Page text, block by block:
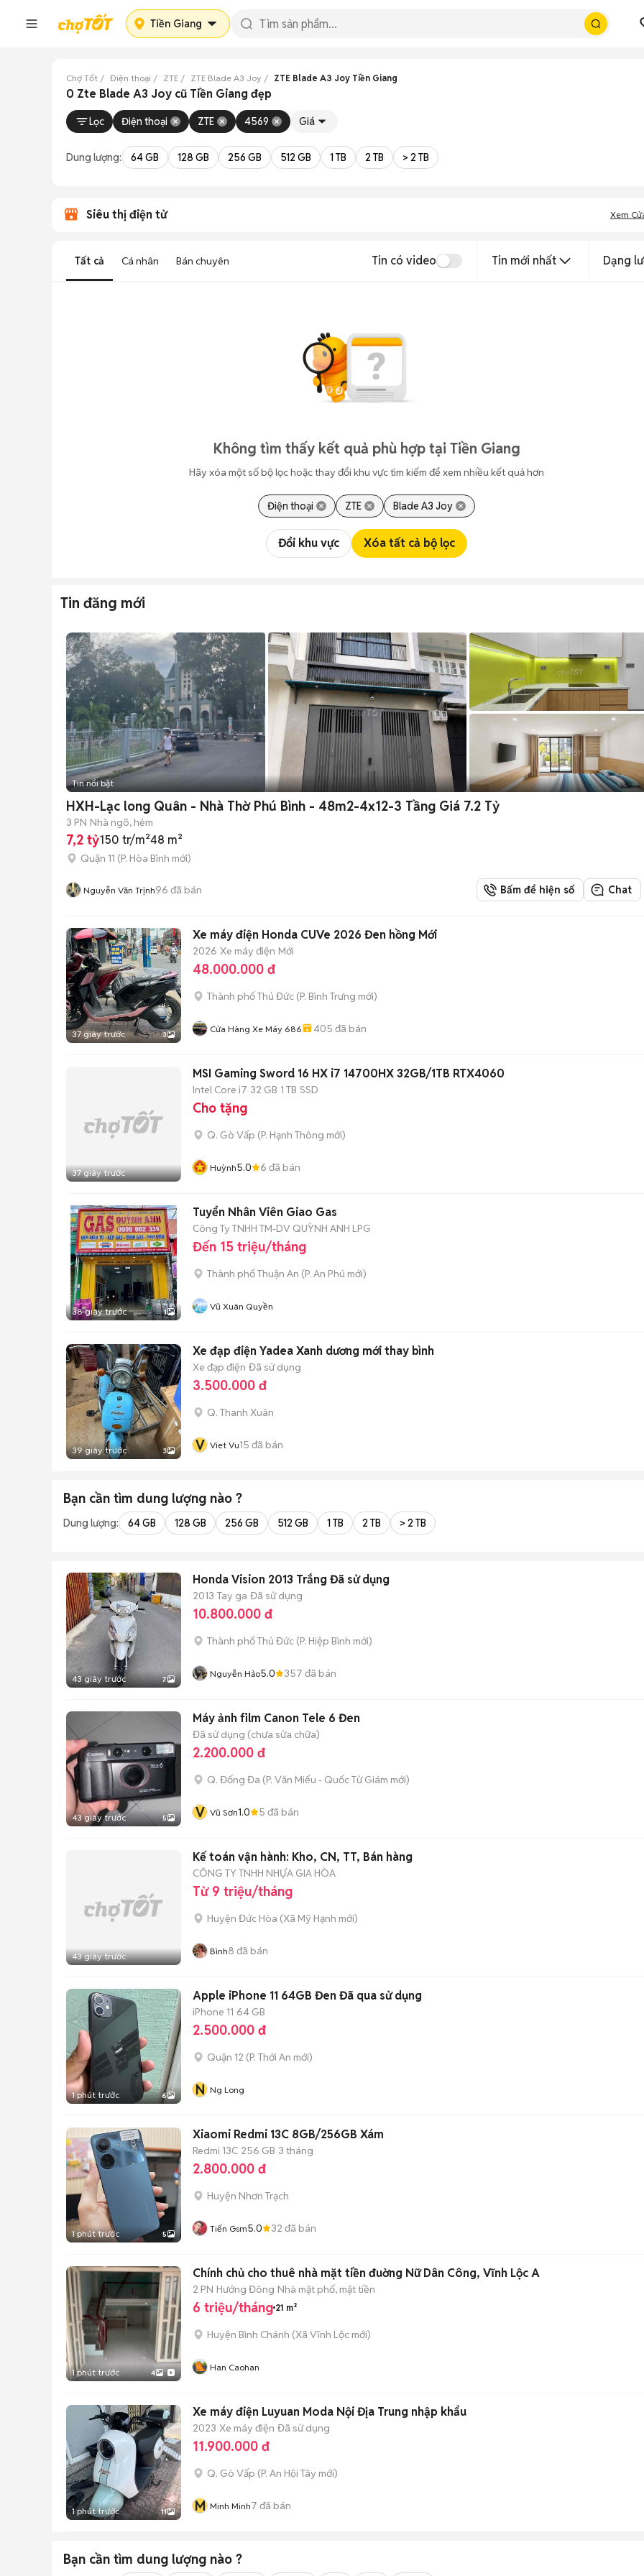
Tiền Giang
Chợ Tốt Điện thoại ZTE ZTE Blade A3 Joy ZTE Blade A3 Joy Tiền Giang
0 Zte Blade A3 Joy cũ Tiền Giang đẹp
Lọc Điện thoại ZTE 4569 Giá
Dung lượng: 64 GB 128 GB 256 GB 512 GB 1 TB 2 TB > 2 TB
Siêu thị điện tử Xem
Tất cả Cá nhân Bán chuyên Tin có video Tin mới nhất Dạng
Không tìm thấy kết quả phù hợp tại Tiền Giang
Hãy xóa một số bộ lọc hoặc thay đổi khu vực tìm kiếm để xem nhiều kết quả hơn
Điện thoại ZTE Blade A3 Joy
Đổi khu vực Xóa tất cả bộ lọc
Tin đăng mới
Tin nổi bật
HXH-Lạc long Quân - Nhà Thờ Phú Bình - 48m2-4x12-3 Tầng Giá 7.2 Tỷ
3 PN Nhà ngõ, hẻm
7,2 tỷ150 tr/m²48 m²
Quận 11 (P. Hòa Bình mới)
Nguyễn Văn Trịnh96 đã bán Bấm để hiện số Chat
37 giây trước 3
Xe máy điện Honda CUVe 2026 Đen hồng Mới
2026 Xe máy điện Mới
48.000.000 đ
Thành phố Thủ Đức (P. Bình Trưng mới)
Cửa Hàng Xe Máy 686 405 đã bán
37 giây trước
MSI Gaming Sword 16 HX i7 14700HX 32GB/1TB RTX4060
Intel Core i7 32 GB 1 TB SSD
Cho tặng
Q. Gò Vấp (P. Hạnh Thông mới)
Huỳnh5.0 6 đã bán
38 giây trước 1
Tuyển Nhân Viên Giao Gas
Công Ty TNHH TM-DV QUỲNH ANH LPG
Đến 15 triệu/tháng
Thành phố Thuận An (P. An Phú mới)
Vũ Xuân Quyền
39 giây trước 3
Xe đạp điện Yadea Xanh dương mới thay bình
Xe đạp điện Đã sử dụng
3.500.000 đ
Q. Thanh Xuân
V Viet Vu15 đã bán
Bạn cần tìm dung lượng nào ?
Dung lượng: 64 GB 128 GB 256 GB 512 GB 1 TB 2 TB > 2 TB
43 giây trước 7
Honda Vision 2013 Trắng Đã sử dụng
2013 Tay ga Đã sử dụng
10.800.000 đ
Thành phố Thủ Đức (P. Hiệp Bình mới)
Nguyễn Hảo5.0 357 đã bán
43 giây trước 5
Máy ảnh film Canon Tele 6 Đen
Đã sử dụng (chưa sửa chữa)
2.200.000 đ
Q. Đống Đa (P. Văn Miếu - Quốc Tử Giám mới)
V Vũ Sơn1.0 5 đã bán
43 giây trước
Kế toán vận hành: Kho, CN, TT, Bán hàng
CÔNG TY TNHH NHỰA GIA HÒA
Từ 9 triệu/tháng
Huyện Đức Hòa (Xã Mỹ Hạnh mới)
Bình8 đã bán
1 phút trước 6
Apple iPhone 11 64GB Đen Đã qua sử dụng
iPhone 11 64 GB
2.500.000 đ
Quận 12 (P. Thới An mới)
N Ng Long
1 phút trước 5
Xiaomi Redmi 13C 8GB/256GB Xám
Redmi 13C 256 GB 3 tháng
2.800.000 đ
Huyện Nhơn Trạch
Tiến Gsm5.0 32 đã bán
1 phút trước 4
Chính chủ cho thuê nhà mặt tiền đuờng Nữ Dân Công, Vĩnh Lộc A
2 PN Hướng Đông Nhà mặt phố, mặt tiền
6 triệu/tháng 21 m²
Huyện Bình Chánh (Xã Vĩnh Lộc mới)
Han Caohan
1 phút trước 11
Xe máy điện Luyuan Moda Nội Địa Trung nhập khẩu
2023 Xe máy điện Đã sử dụng
11.900.000 đ
Q. Gò Vấp (P. An Hội Tây mới)
M Minh Minh7 đã bán
Bạn cần tìm dung lượng nào ?